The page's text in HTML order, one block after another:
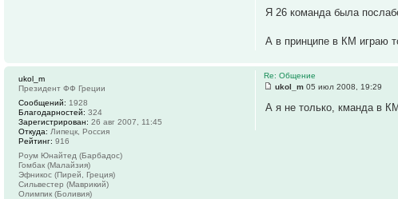
Я 26 команда была
А в принципе в КМ играю
Re: Общение
ukol_m 05 июл 2008, 19:29
А я не только, кманда в
ukol_m
Президент ФФ Греции
Сообщений: 1928
Благодарностей: 324
Зарегистрирован: 26 авг 2007, 11:45
Откуда: Липецк, Россия
Рейтинг: 916
Роум Юнайтед (Барбадос)
Гомбак (Малайзия)
Эфникос (Пирей, Греция)
Сильвестер (Маврикий)
Олимпик (Боливия)